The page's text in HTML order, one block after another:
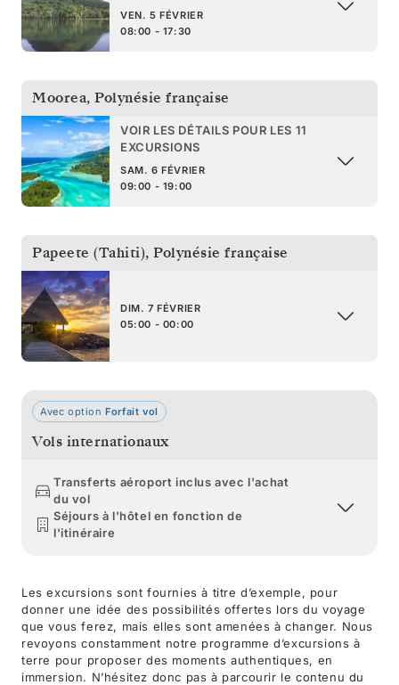
VEN. 5 FÉVRIER
08:00 - 17:30
Moorea, Polynésie française
VOIR LES DÉTAILS POUR LES 11
EXCURSIONS
SAM. 6 FÉVRIER
09:00 - 19:00
Papeete (Tahiti), Polynésie française
DIM. 7 FÉVRIER
05:00 - 00:00
Avec option Forfait vol
Vols internationaux
Transferts aéroport inclus avec l'achat
du vol
Séjours à l'hôtel en fonction de
l'itinéraire
Les excursions sont fournies à titre d’exemple, pour
donner une idée des possibilités offertes lors du voyage
que vous ferez, mais elles sont amenées à changer. Nous
revoyons constamment notre programme d’excursions à
terre pour proposer des moments authentiques, en
immersion. N’hésitez donc pas à parcourir le contenu du